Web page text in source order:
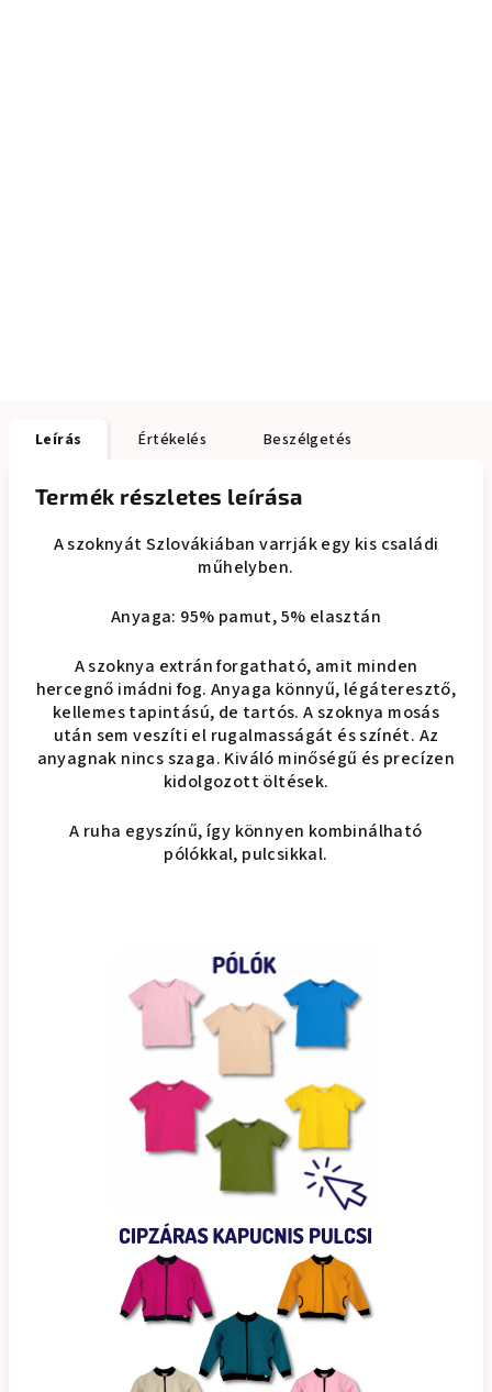
Leírás Értékelés Beszélgetés
Termék részletes leírása
A szoknyát Szlovákiában varrják egy kis családi
műhelyben.
Anyaga: 95% pamut, 5% elasztán
A szoknya extrán forgatható, amit minden
hercegnő imádni fog. Anyaga könnyű, légáteresztő,
kellemes tapintású, de tartós. A szoknya mosás
után sem veszíti el rugalmasságát és színét. Az
anyagnak nincs szaga. Kiváló minőségű és precízen
kidolgozott öltések.
A ruha egyszínű, így könnyen kombinálható
pólókkal, pulcsikkal.